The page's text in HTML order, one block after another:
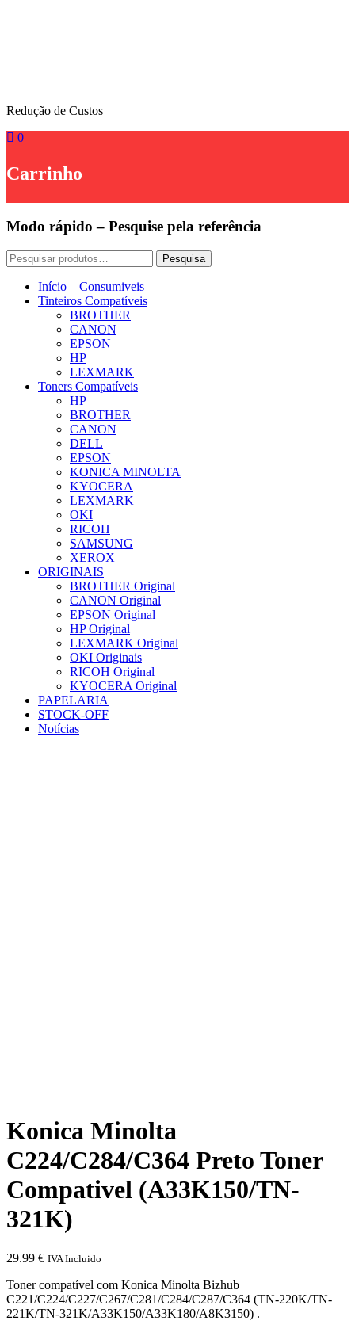
Redução de Custos
0
Carrinho
Modo rápido – Pesquise pela referência
Pesquisar
por:
Pesquisa
Início – Consumiveis
Tinteiros Compatíveis
BROTHER
CANON
EPSON
HP
LEXMARK
Toners Compatíveis
HP
BROTHER
CANON
DELL
EPSON
KONICA MINOLTA
KYOCERA
LEXMARK
OKI
RICOH
SAMSUNG
XEROX
ORIGINAIS
BROTHER Original
CANON Original
EPSON Original
HP Original
LEXMARK Original
OKI Originais
RICOH Original
KYOCERA Original
PAPELARIA
STOCK-OFF
Notícias
Konica Minolta
C224/C284/C364 Preto Toner
Compativel (A33K150/TN-
321K)
29.99 € IVA Incluido
Toner compatível com Konica Minolta Bizhub
C221/C224/C227/C267/C281/C284/C287/C364 (TN-220K/TN-
221K/TN-321K/A33K150/A33K180/A8K3150) .